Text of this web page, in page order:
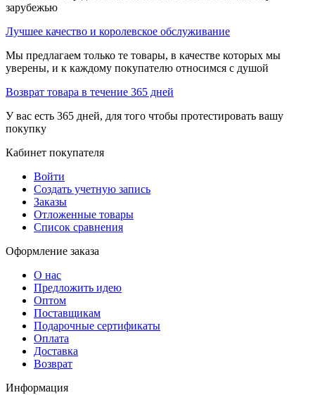
зарубежью
Лучшее качество и королевское обслуживание
Мы предлагаем только те товары, в качестве которых мы
уверены, и к каждому покупателю относимся с душой
Возврат товара в течение 365 дней
У вас есть 365 дней, для того чтобы протестировать вашу
покупку
Кабинет покупателя
Войти
Создать учетную запись
Заказы
Отложенные товары
Список сравнения
Оформление заказа
О нас
Предложить идею
Оптом
Поставщикам
Подарочные сертификаты
Оплата
Доставка
Возврат
Информация